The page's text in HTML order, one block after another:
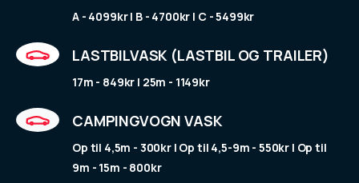
A - 4099kr | B - 4700kr | C - 5499kr
LASTBILVASK (LASTBIL OG TRAILER)
17m - 849kr | 25m - 1149kr
CAMPINGVOGN VASK
Op til 4,5m - 300kr | Op til 4,5-9m - 550kr | Op til
9m - 15m - 800kr